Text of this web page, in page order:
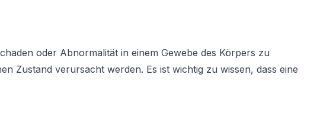
oder Abnormalität in einem Gewebe des Körpers zu
Zustand verursacht werden. Es ist wichtig zu wissen, dass eine